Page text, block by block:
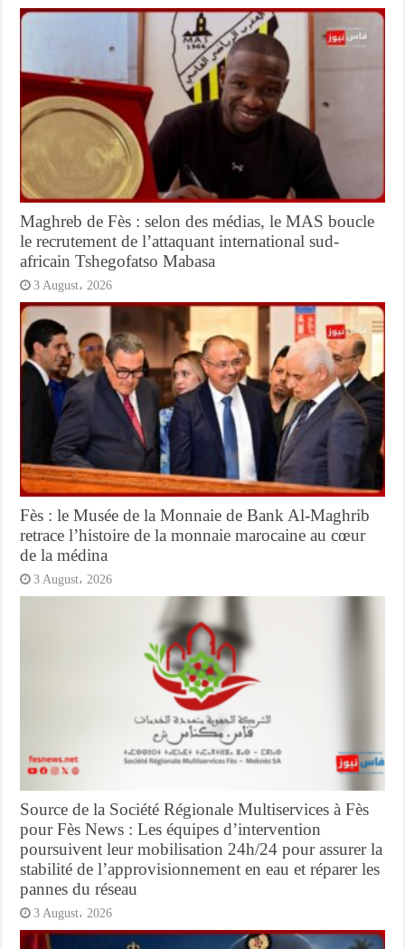
Maghreb de Fès : selon des médias, le MAS boucle
le recrutement de l’attaquant international sud-
africain Tshegofatso Mabasa
3 August، 2026
Fès : le Musée de la Monnaie de Bank Al-Maghrib
retrace l’histoire de la monnaie marocaine au cœur
de la médina
3 August، 2026
Source de la Société Régionale Multiservices à Fès
pour Fès News : Les équipes d’intervention
poursuivent leur mobilisation 24h/24 pour assurer la
stabilité de l’approvisionnement en eau et réparer les
pannes du réseau
3 August، 2026